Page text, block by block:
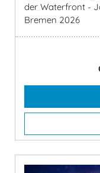
der Waterfront -
Bremen 2026